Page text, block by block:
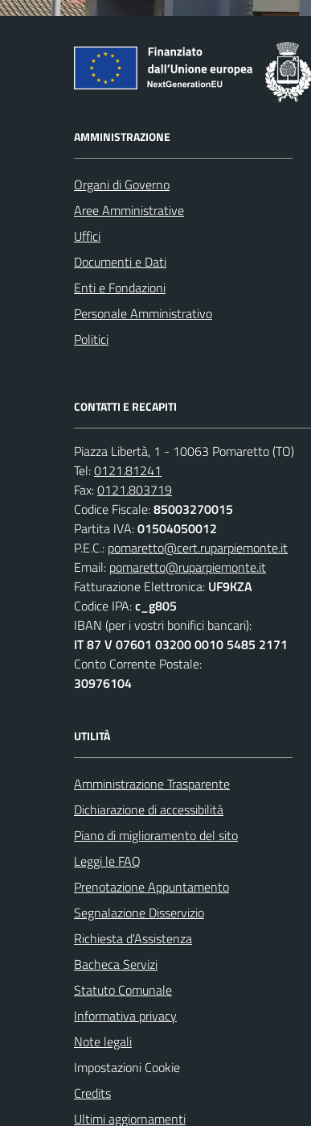
AMMINISTRAZIONE
Organi di Governo
Aree Amministrative
Uffici
Documenti e Dati
Enti e Fondazioni
Personale Amministrativo
Politici
CONTATTI E RECAPITI
Piazza Libertà, 1 - 10063 Pomaretto (TO)
Tel:0121.81241
Fax:0121.803719
Codice Fiscale:85003270015
Partita IVA:01504050012
P.E.C.: pomaretto@cert.ruparpiemonte.it
Email: pomaretto@ruparpiemonte.it
Fatturazione Elettronica: UF9KZA
Codice IPA:c_g805
IBAN (per i vostri bonifici bancari):
IT 87 V 07601 03200 0010 5485 2171
Conto Corrente Postale:
30976104
UTILITÀ
Amministrazione Trasparente
Dichiarazione di accessibilità
Piano di miglioramento del sito
Leggi le FAQ
Prenotazione Appuntamento
Segnalazione Disservizio
Richiesta d'Assistenza
Bacheca Servizi
Statuto Comunale
Informativa privacy
Note legali
Impostazioni Cookie
Credits
Ultimi aggiornamenti